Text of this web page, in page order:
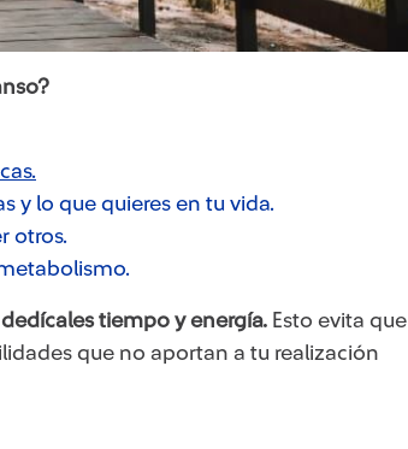
y lo que quieres en tu vida.
otros.
tiempo y energía. Esto evita que
que no aportan a tu realización